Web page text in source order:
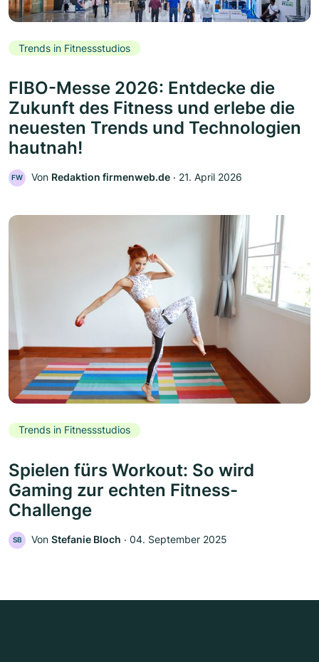
Trends in Fitnessstudios
FIBO-Messe 2026: Entdecke die
Zukunft des Fitness und erlebe die
neuesten Trends und Technologien
hautnah!
FW Von Redaktion firmenweb.de ‧ 21. April 2026
Trends in Fitnessstudios
Spielen fürs Workout: So wird
Gaming zur echten Fitness-
Challenge
SB Von Stefanie Bloch ‧ 04. September 2025